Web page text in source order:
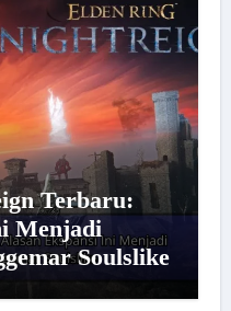
Terbaru:
Menjadi
Soulslike